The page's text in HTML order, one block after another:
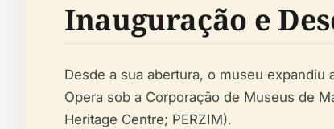
Inauguração e
Desde a sua abertura, o museu
Opera sob a Corporação de Museus de
Heritage Centre; PERZIM).